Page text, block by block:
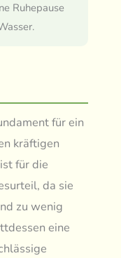
Ruhepause
für ein
kräftigen
für die
da sie
zu wenig
eine